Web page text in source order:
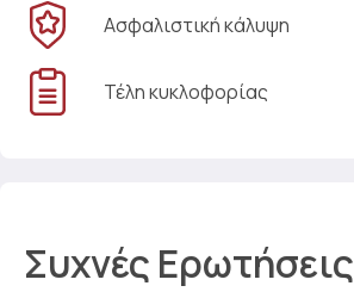
Ασφαλιστική κάλυψη
Τέλη κυκλοφορίας
Συχνές Ερωτήσεις